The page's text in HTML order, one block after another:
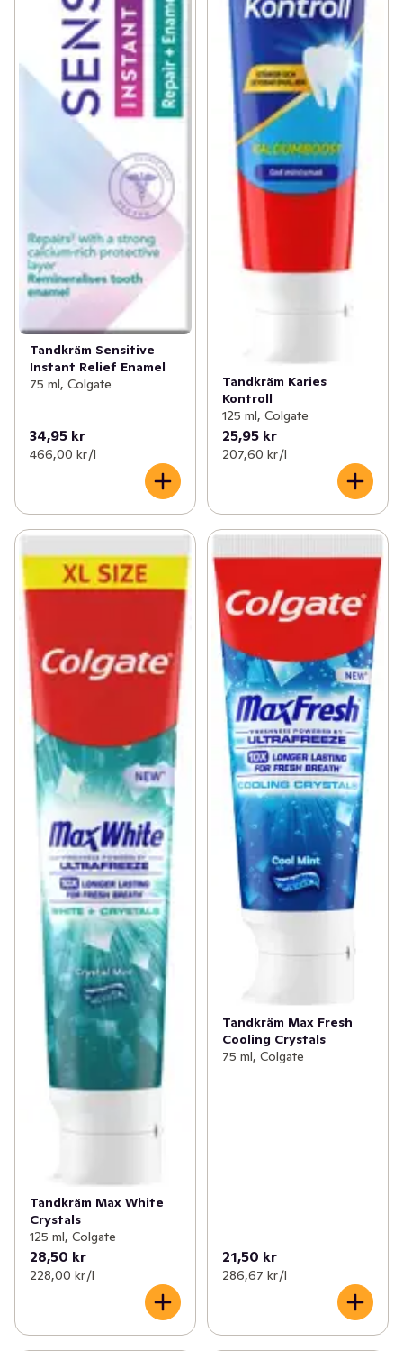
Tandkräm Sensitive
Instant Relief Enamel
75 ml, Colgate
34,95 kr
466,00 kr /l
Tandkräm Karies
Kontroll
125 ml, Colgate
25,95 kr
207,60 kr /l
Tandkräm Max White
Crystals
125 ml, Colgate
28,50 kr
228,00 kr /l
Tandkräm Max Fresh
Cooling Crystals
75 ml, Colgate
21,50 kr
286,67 kr /l